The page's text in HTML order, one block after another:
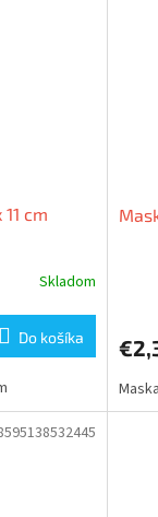
cm
Skladom
Do košíka